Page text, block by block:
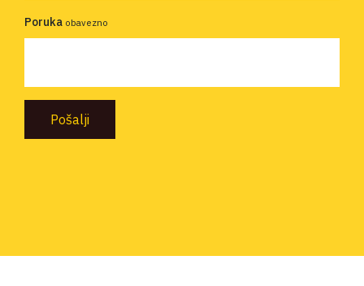
Poruka obavezno
Pošalji